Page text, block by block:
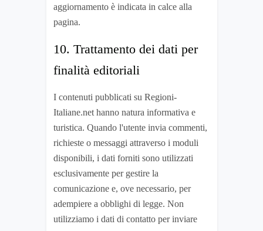
aggiornamento è indicata in calce alla
pagina.
10. Trattamento dei dati per
finalità editoriali
I contenuti pubblicati su Regioni-
Italiane.net hanno natura informativa e
turistica. Quando l'utente invia commenti,
richieste o messaggi attraverso i moduli
disponibili, i dati forniti sono utilizzati
esclusivamente per gestire la
comunicazione e, ove necessario, per
adempiere a obblighi di legge. Non
utilizziamo i dati di contatto per inviare